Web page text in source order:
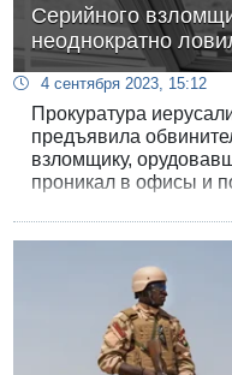
Серийного
неоднократно
4 сентября 2023, 15:12
Прокуратура
предъявила
взломщику,
проникал в офисы и
полиция
вновь принимался за